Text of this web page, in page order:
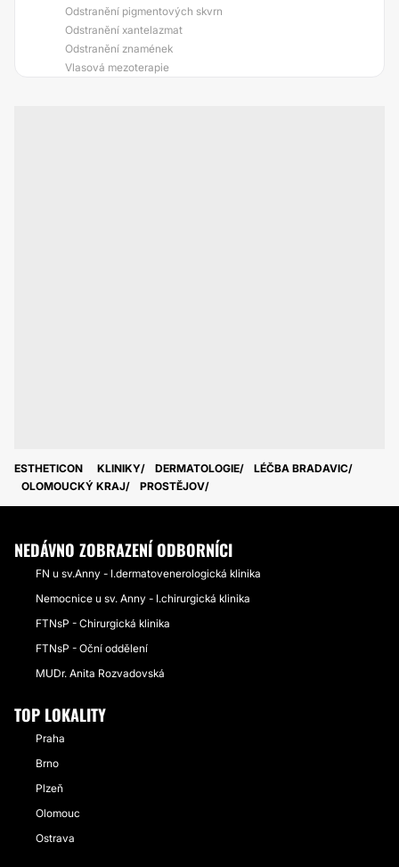
Odstranění pigmentových skvrn
Odstranění xantelazmat
Odstranění znamének
Vlasová mezoterapie
ESTHETICON KLINIKY DERMATOLOGIE
LÉČBA BRADAVIC
OLOMOUCKÝ KRAJ
PROSTĚJOV
NEDÁVNO ZOBRAZENÍ ODBORNÍCI
FN u sv.Anny - I.dermatovenerologická klinika
Nemocnice u sv. Anny - I.chirurgická klinika
FTNsP - Chirurgická klinika
FTNsP - Oční oddělení
MUDr. Anita Rozvadovská
TOP LOKALITY
Praha
Brno
Plzeň
Olomouc
Ostrava